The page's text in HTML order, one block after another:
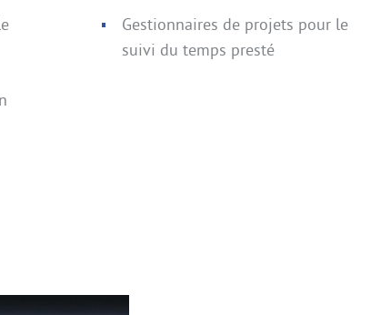
Gestionnaires de projets pour le
suivi du temps presté